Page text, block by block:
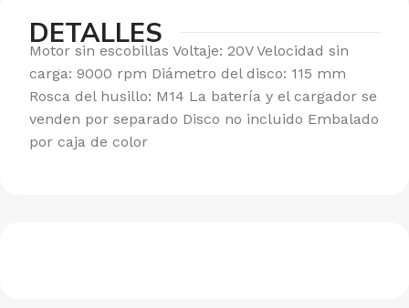
DETALLES
Motor sin escobillas Voltaje: 20V Velocidad sin
carga: 9000 rpm Diámetro del disco: 115 mm
Rosca del husillo: M14 La batería y el cargador se
venden por separado Disco no incluido Embalado
por caja de color